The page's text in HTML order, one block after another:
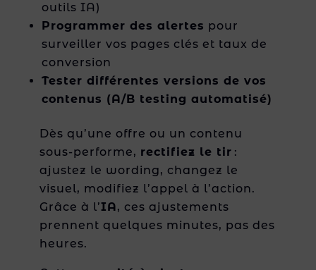
outils IA)
Programmer des alertes pour
surveiller vos pages clés et taux de
conversion
Tester différentes versions de vos
contenus (A/B testing automatisé)
Dès qu’une offre ou un contenu
sous-performe, rectifiez le tir :
ajustez le wording, changez le
visuel, modifiez l’appel à l’action.
Grâce à l’IA, ces ajustements
prennent quelques minutes, pas des
heures.